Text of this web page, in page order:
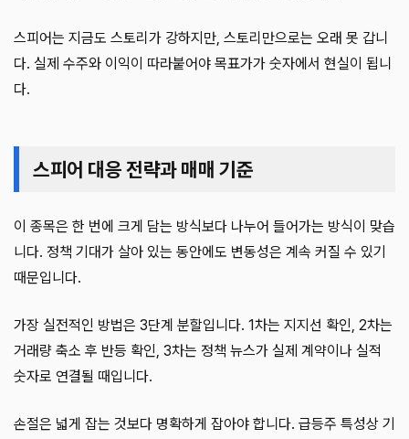
스피어는 지금도 스토리가 강하지만, 스토리만으로는 오래 못 갑니
다. 실제 수주와 이익이 따라붙어야 목표가가 숫자에서 현실이 됩니
다.
스피어 대응 전략과 매매 기준
이 종목은 한 번에 크게 담는 방식보다 나누어 들어가는 방식이 맞습
니다. 정책 기대가 살아 있는 동안에도 변동성은 계속 커질 수 있기
때문입니다.
가장 실전적인 방법은 3단계 분할입니다. 1차는 지지선 확인, 2차는
거래량 축소 후 반등 확인, 3차는 정책 뉴스가 실제 계약이나 실적
숫자로 연결될 때입니다.
손절은 넓게 잡는 것보다 명확하게 잡아야 합니다. 급등주 특성상 기